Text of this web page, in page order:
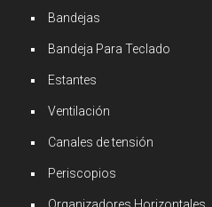
Bandejas
Bandeja Para Teclado
Estantes
Ventilación
Canales de tensión
Periscopios